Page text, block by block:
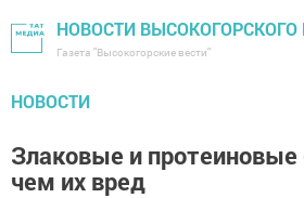
НОВОСТИ ВЫСОКОГОРСКОГО
Газета "Высокогорские вести"
НОВОСТИ
Злаковые и протеиновые
чем их вред